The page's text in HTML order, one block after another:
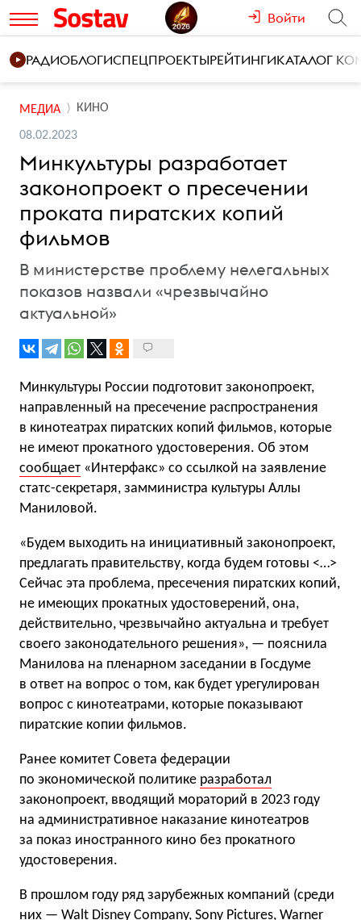
Войти
РАДИОБЛОГИСПЕЦПРОЕКТЫРЕЙТИНГИКАТАЛОГ
МЕДИА КИНО
08.02.2023
Минкультуры разработает
законопроект о пресечении
проката пиратских копий
фильмов
В министерстве проблему нелегальных
показов назвали «чрезвычайно
актуальной»
Минкультуры России подготовит законопроект,
направленный на пресечение распространения
в кинотеатрах пиратских копий фильмов, которые
не имеют прокатного удостоверения. Об этом
сообщает «Интерфакс» со ссылкой на заявление
статс-секретаря, замминистра культуры Аллы
Маниловой.
«Будем выходить на инициативный законопроект,
предлагать правительству, когда будем готовы <…>
Сейчас эта проблема, пресечения пиратских копий,
не имеющих прокатных удостоверений, она,
действительно, чрезвычайно актуальна и требует
своего законодательного решения», — пояснила
Манилова на пленарном заседании в Госдуме
в ответ на вопрос о том, как будет урегулирован
вопрос с кинотеатрами, которые показывают
пиратские копии фильмов.
Ранее комитет Совета федерации
по экономической политике разработал
законопроект, вводящий мораторий в 2023 году
на административное наказание кинотеатров
за показ иностранного кино без прокатного
удостоверения.
В прошлом году ряд зарубежных компаний (среди
них — Walt Disney Company, Sony Pictures, Warner